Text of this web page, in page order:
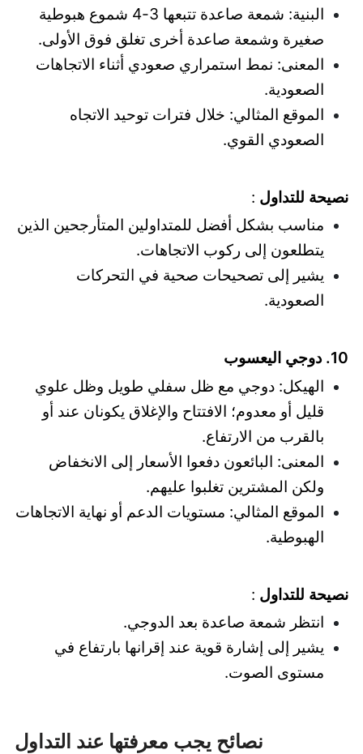
البنية: شمعة صاعدة تتبعها 3-4 شموع هبوطية
صغيرة وشمعة صاعدة أخرى تغلق فوق الأولى.
المعنى: نمط استمراري صعودي أثناء الاتجاهات
الصعودية.
الموقع المثالي: خلال فترات توحيد الاتجاه
الصعودي القوي.
نصيحة للتداول :
مناسب بشكل أفضل للمتداولين المتأرجحين الذين
يتطلعون إلى ركوب الاتجاهات.
يشير إلى تصحيحات صحية في التحركات
الصعودية.
10. دوجي اليعسوب
الهيكل: دوجي مع ظل سفلي طويل وظل علوي
قليل أو معدوم؛ الافتتاح والإغلاق يكونان عند أو
بالقرب من الارتفاع.
المعنى: البائعون دفعوا الأسعار إلى الانخفاض
ولكن المشترين تغلبوا عليهم.
الموقع المثالي: مستويات الدعم أو نهاية الاتجاهات
الهبوطية.
نصيحة للتداول :
انتظر شمعة صاعدة بعد الدوجي.
يشير إلى إشارة قوية عند إقرانها بارتفاع في
مستوى الصوت.
نصائح يجب معرفتها عند التداول